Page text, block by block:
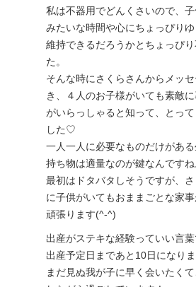
私は不器用でどんくさいので、
みたいな時間や心にちょっぴり
維持できるだろうかとちょっぴ
た。
そんな時にさくらさんからメッ
き、４人のお子様がいても素敵
がいらっしゃると知って、とっ
した♡
一人一人に必要なものだけがあ
持ち物は適量なのが鍵なんですね
最初はドタバタしそうですが、
に子供がいてもおままごとな家
頑張ります(^-^)
出産がステキな経験っていい言
出産予定日まであと10日になりま
まだ見ぬ我が子に早く会いたく